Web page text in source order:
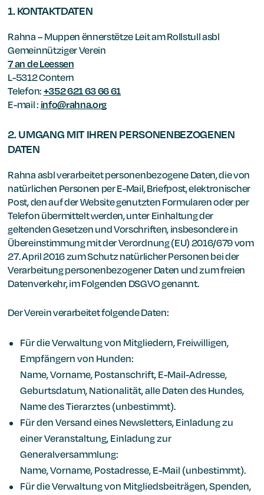
1. KONTAKTDATEN
Rahna – Muppen ënnerstëtze Leit am Rollstull asbl
Gemeinnütziger Verein
7 an de Leessen
L-5312 Contern
Telefon:+352 621 63 66 61
E-mail : info@rahna.org
2. UMGANG MIT IHREN PERSONENBEZOGENEN
DATEN
Rahna asbl verarbeitet personenbezogene Daten, die von
natürlichen Personen per E-Mail, Briefpost, elektronischer
Post, den auf der Website genutzten Formularen oder per
Telefon übermittelt werden, unter Einhaltung der
geltenden Gesetzen und Vorschriften, insbesondere in
Übereinstimmung mit der Verordnung (EU) 2016/679 vom
27. April 2016 zum Schutz natürlicher Personen bei der
Verarbeitung personenbezogener Daten und zum freien
Datenverkehr, im Folgenden DSGVO genannt.
Der Verein verarbeitet folgende Daten:
Für die Verwaltung von Mitgliedern, Freiwilligen,
Empfängern von Hunden:
Name, Vorname, Postanschrift, E-Mail-Adresse,
Geburtsdatum, Nationalität, alle Daten des Hundes,
Name des Tierarztes (unbestimmt).
Für den Versand eines Newsletters, Einladung zu
einer Veranstaltung, Einladung zur
Generalversammlung:
Name, Vorname, Postadresse, E-Mail (unbestimmt).
Für die Verwaltung von Mitgliedsbeiträgen, Spenden,